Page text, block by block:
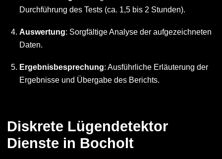
Durchführung des Tests (ca. 1,5 bis 2 Stunden).
Auswertung: Sorgfältige Analyse der aufgezeichneten
Daten.
Ergebnisbesprechung: Ausführliche Erläuterung der
Ergebnisse und Übergabe des Berichts.
Diskrete Lügendetektor
Dienste in Bocholt